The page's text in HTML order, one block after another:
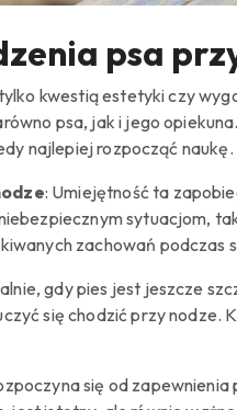
psa
kwestią estetyki czy
psa, jak i jego
najlepiej rozpocząć naukę.
: Umiejętność ta
sytuacjom,
zachowań podczas
gdy pies jest jeszcze
się chodzić przy nodze.
się od